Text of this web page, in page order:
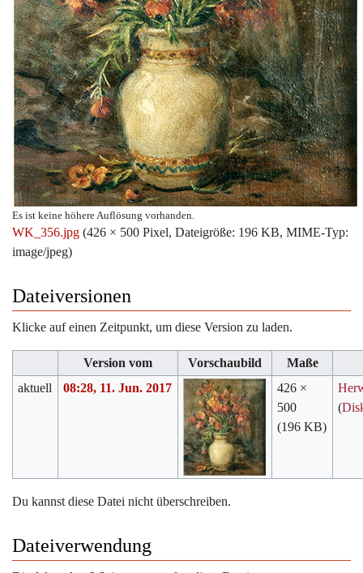
Es ist keine höhere Auflösung vorhanden.
WK_356.jpg (426 × 500 Pixel, Dateigröße: 196 KB, MIME-Typ:
image/jpeg)
Dateiversionen
Klicke auf einen Zeitpunkt, um diese Version zu laden.
Version vom Vorschaubild
Maße
aktuell
08:28, 11. Jun. 2017
426 ×
500
(196 KB)
(
Du kannst diese Datei nicht überschreiben.
Dateiverwendung